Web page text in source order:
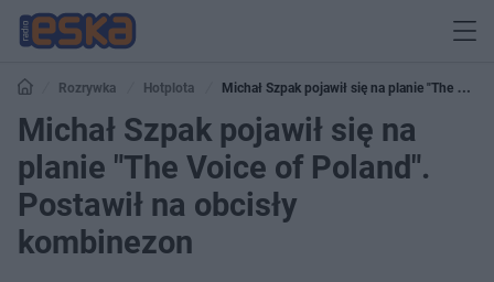
Rozrywka Hotplota
Michał Szpak pojawił się na planie "The Voice
of Poland". Postawił na obcisły kombinezon
Michał Szpak pojawił się na
planie "The Voice of Poland".
Postawił na obcisły
kombinezon